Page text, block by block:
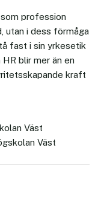
profession
utan i dess förmåga
fast i sin yrkesetik
blir mer än en
kraft
Väst
Väst